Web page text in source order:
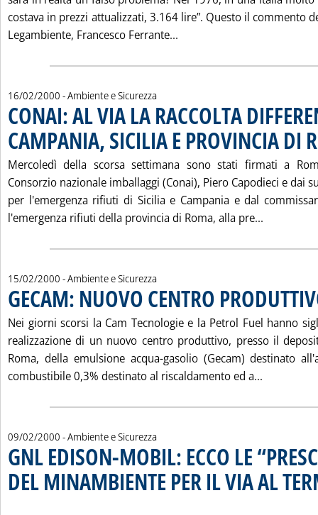
costava in prezzi attualizzati, 3.164 lire”. Questo il commento
Legambiente, Francesco Ferrante...
16/02/2000 - Ambiente e Sicurezza
CONAI: AL VIA LA RACCOLTA
CAMPANIA, SICILIA E PROVINCIA DI
Mercoledì della scorsa settimana sono stati firmati a
Consorzio nazionale imballaggi (Conai), Piero Capodieci e dai
per l'emergenza rifiuti di Sicilia e Campania e dal
l'emergenza rifiuti della provincia di Roma, alla pre...
15/02/2000 - Ambiente e Sicurezza
GECAM: NUOVO CENTRO
Nei giorni scorsi la Cam Tecnologie e la Petrol Fuel hanno
realizzazione di un nuovo centro produttivo, presso il
Roma, della emulsione acqua-gasolio (Gecam) destinato
combustibile 0,3% destinato al riscaldamento ed a...
09/02/2000 - Ambiente e Sicurezza
GNL EDISON-MOBIL: ECCO LE
DEL MINAMBIENTE PER IL VIA AL